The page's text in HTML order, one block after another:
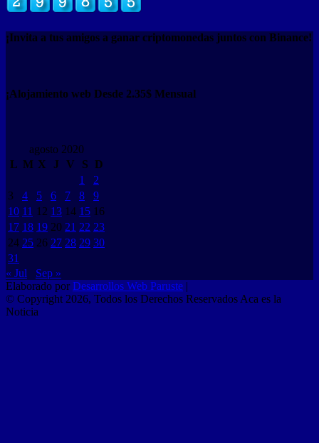
¡Invita a tus amigos a ganar criptomonedas juntos con Binance!
¡Alojamiento web Desde 2.35$ Mensual
agosto 2020
L M X J V S D
1
2
3
4 5 6 7 8
9
10 11 12 13 14 15 16
17 18 19 20 21 22 23
24 25 26 27 28 29 30
31
« Jul
Sep »
Elaborado porDesarrollos Web Paruste
© Copyright 2026, Todos los Derechos Reservados Aca es la
Noticia